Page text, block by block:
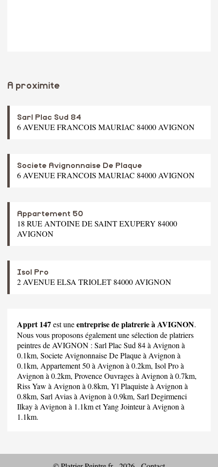
A proximite
Sarl Plac Sud 84
6 AVENUE FRANCOIS MAURIAC 84000 AVIGNON
Societe Avignonnaise De Plaque
6 AVENUE FRANCOIS MAURIAC 84000 AVIGNON
Appartement 50
18 RUE ANTOINE DE SAINT EXUPERY 84000
AVIGNON
Isol Pro
2 AVENUE ELSA TRIOLET 84000 AVIGNON
Apprt 147est uneentreprise de platrerie à AVIGNON.
Nous vous proposons également une sélection de platriers
peintres de AVIGNON : Sarl Plac Sud 84à Avignon à
0.1km, Societe Avignonnaise De Plaqueà Avignon à
0.1km, Appartement 50à Avignon à 0.2km, Isol Proà
Avignon à 0.2km, Provence Ouvragesà Avignon à 0.7km,
Riss Yaw à Avignon à 0.8km, Yl Plaquisteà Avignon à
0.8km, Sarl Aviasà Avignon à 0.9km, Sarl Degirmenci
Ilkayà Avignon à 1.1km etYang Jointeurà Avignon à
1.1km.